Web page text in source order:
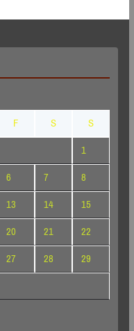
F S
S
1
6 7
8
13 14
15
20 21
22
27 28
29